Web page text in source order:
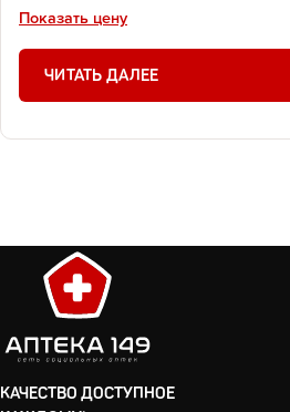
Показать цену
ЧИТАТЬ ДАЛЕЕ
КАЧЕСТВО ДОСТУПНОЕ